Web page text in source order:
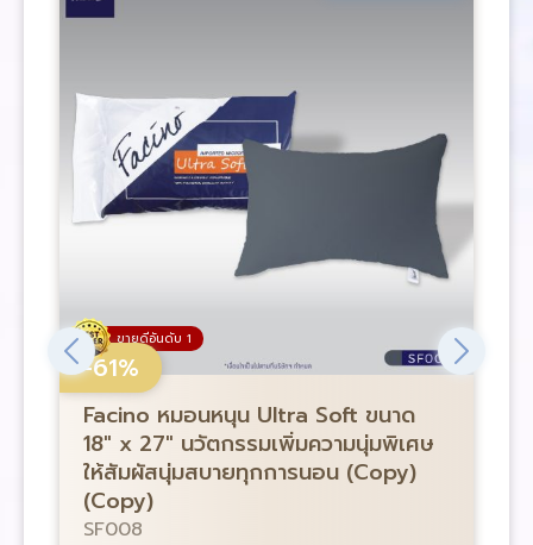
ขายดีอันดับ 1
Facino หมอนหนุน Ultra Soft ขนาด
18″ x 27″ นวัตกรรมเพิ่มความนุ่มพิเศษ
ให้สัมผัสนุ่มสบายทุกการนอน (Copy)
(Copy)
SF008
-61%